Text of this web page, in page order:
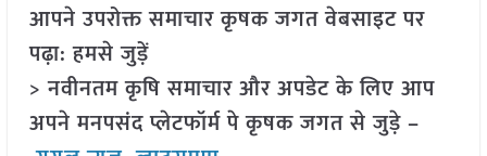
आपने उपरोक्त समाचार कृषक जगत वेबसाइट पर
पढ़ा: हमसे जुड़ें
> नवीनतम कृषि समाचार और अपडेट के लिए आप
अपने मनपसंद प्लेटफॉर्म पे कृषक जगत से जुड़े –